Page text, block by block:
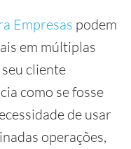
Empresas podem
em múltiplas
cliente
como se fosse
de usar
operações,